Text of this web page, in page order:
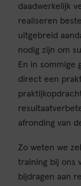
daadwerkelijk
realiseren
uitgebreid
nodig zijn om
En in sommige
direct een
afronding van
Zo weten we
training bij ons
bijdragen aan